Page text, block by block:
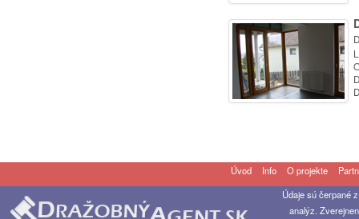
Úvod Info O projekte
Údaje sú čerpané
analýz.